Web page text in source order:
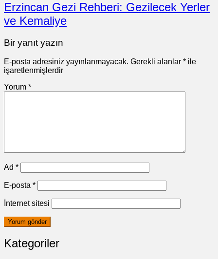
Erzincan Gezi Rehberi: Gezilecek Yerler
ve Kemaliye
Bir yanıt yazın
E-posta adresiniz yayınlanmayacak. Gerekli alanlar * ile
işaretlenmişlerdir
Yorum *
Ad *
E-posta *
İnternet sitesi
Kategoriler